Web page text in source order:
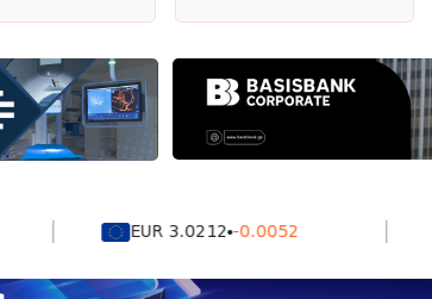
EUR 3.0212 -0.0052